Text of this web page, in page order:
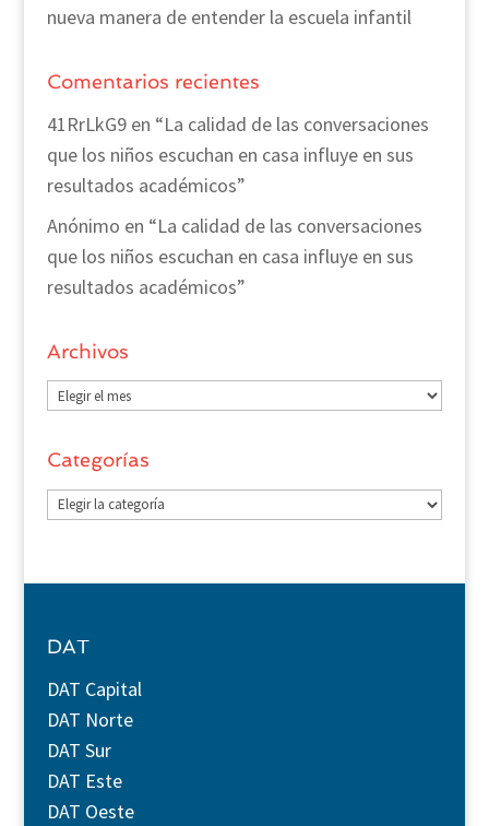
nueva manera de entender la escuela infantil
Comentarios recientes
41RrLkG9en “La calidad de las conversaciones
que los niños escuchan en casa influye en sus
resultados académicos”
Anónimo en “La calidad de las conversaciones
que los niños escuchan en casa influye en sus
resultados académicos”
Archivos
Archivos
Categorías
Categorías
DAT
DAT Capital
DAT Norte
DAT Sur
DAT Este
DAT Oeste